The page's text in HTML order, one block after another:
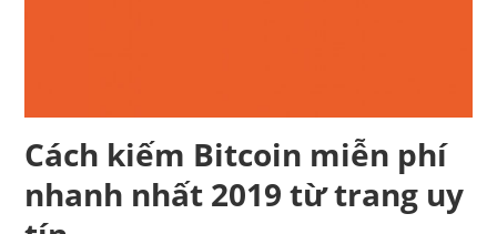
Cách kiếm Bitcoin miễn phí
nhanh nhất 2019 từ trang uy